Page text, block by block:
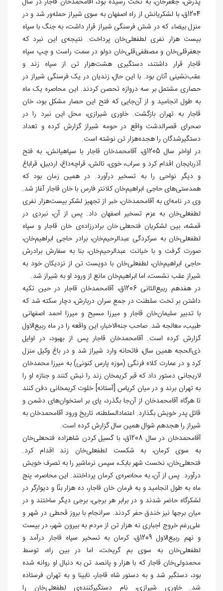
1204ق، با لشکریانش از راه اصفهان به سوی شیراز حمله‌‏ور شد و در
منزل بیضاء که در شش فرسنگی شیراز قرار داشت، به جنگ با سپاه
بیست هزار نفری لطفعلی‏‌خان پرداخت. نتیجهی این نبرد که
جعفرقلی‌‏خان و مصطفی‌‏قلی‏‌خان دولو در سمت راست و چپ سپاه
قاجار قرار داشتند، دستگیری هشت‏‌هزار تن از سپاه زند و
عقب‌‏نشینی آنان بود. با این حال، زندیان در یک فرسنگی شیراز در
حصاری مشتمل بر سه دروازه تحصن کردند. این محاصره یک ماه
به طول انجامید و از آنجایی که فتح این حصار مشکل بود، خان
قاجار به تهران بازگشت. خاوری شیرازی، محل این نبرد را در
صحرای قصرالدشت واقع در حومه شیراز گزارش کرده و تعداد
دستگیرشدگان را هجده‏‌هزار تن نوشته است.
در اواخر سال 1205ق، آقامحمدخان قاجار با سپاهیانش، به فتح
آذربایجان اقدام کرد و سراب، خوی، تالش، قراچه‌‏داغ، اردبیل، قراباغ
و دیگر نواحی را به تسخیر درآورد. در همین زمان بود که
همدستی‏‌های حاجی ابراهیم‏‌خان کلانتر فارس با خان قاجار آغاز شد.
وی در نامه‏‌ای به آقامحمدخان، خبر از تجهیز لشکر بیست‏‌هزار نفری
لطفعلی‌‏خان به عزم تسخیر اصفهان داد. پس از آن، نبردی در
قمشه، بین لشکریان فتحعلی خان برادرزادهی خان قاجار و سپاه
لطفعلی‏‌خان به سرکردگی عبدالرحیم‏‌خان، برادر حاجی ابراهیم‏‌خان،
صورت گرفت و با خیانت عبدالرحیم‌‏خان، بنا به سفارش برادرش
حاجی ابراهیم‌‏خان، لطفعلی‌‏خان با دویست تن از نزدیکان خود به
شیراز عقب نشست، اما ابراهیم‏‌خان مانع از ورود او به شیراز شد.
در هفدهم ربیع‌‏الثانی 1206ق، آقامحمدخان قاجار در حین تکیه
داشتن بر تخت سلطنت در جمع سران دربارش، دچار سکته شد که
با تدبیر سلیمان‏‌خان قاجار و میرزا مسیح و میرزا احمد اصفهانی
طبیب، معالجه شد. صاحب جنهالاخبار، این واقعه را در ماه ربیع‏‌الاول
گزارش کرده است. آقامحمدخان قاجار پس از بهبود، در اوایل
ذی‏‌الحجه همین سال، فاتحانه وارد شیراز شد و در باغ وکیل منزل
کرد و در عمارت کلاه فرنگی (موزه پارس کنونی) به میرزا محمدخان
لاریجانی دستور داد که قبر کریم‏خان زند را نبش کنند و جنازه او را
به تهران برند و در میان کریاس [آستانه] خلوت کریم‏خانی دفن کنند
تا هرگاه آقامحمدخان از آنجا بگذرد، پای بر استخوان‏‌های دشمن و
قاتل پدر خویش بگذارد. اعتمادالسلطنه، تاریخ ورود آقامحمدخان به
شیراز را هجدهم شوال همین سال گزارش کرده است.
آقامحمدخان در سال 1208ق، با گسیل کردن شاهزاده فتحعلی‏‌خان
به سوی کرمان، به شکست لطفعلی‏‌خان زند اقدام کرد.
فتحعلی‏‌خان، نخست شهر بابک، سپس نرماشیر را به تصرف خویش
درآورد. پس از آن، به محاصرهی کرمان پرداختند. این محاصره، پنج
ماه به طول انجامید و به فرمان خان قاجار، ده هزار بنّا و دیوارگر در
لشکرگاه حاضر شدند و در برابر هر برجی، برجی دیگر ساختند و در
میان برج‏ها نیز خندق حفر کردند. سرانجام با بروز قحطی در شهر و
علی‌‏رغم خروج اجباری نه هزار تن از مردم به بیرون شهر، در بیست
و نهم ربیع‌‏الاول 1209ق، کرمان به تسخیر سپاه قاجار درآمد و
لطفعلی‏‌خان به سوی بم گریخت، اما در بین راه، توسط
محمدولی‏‌خان قاجار که با هزار و پانصد تن به دنبال او روانه شده
بود، دستگیر شد و به دستور شاه قاجار، نابینا و به تهران فرستاده
شد. خاوری شیرازی، نام دستگیرکنندهی لطفعلی‏‌خان را